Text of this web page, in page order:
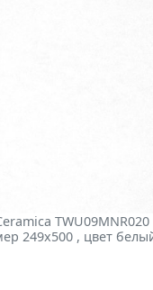
249x500 , цвет